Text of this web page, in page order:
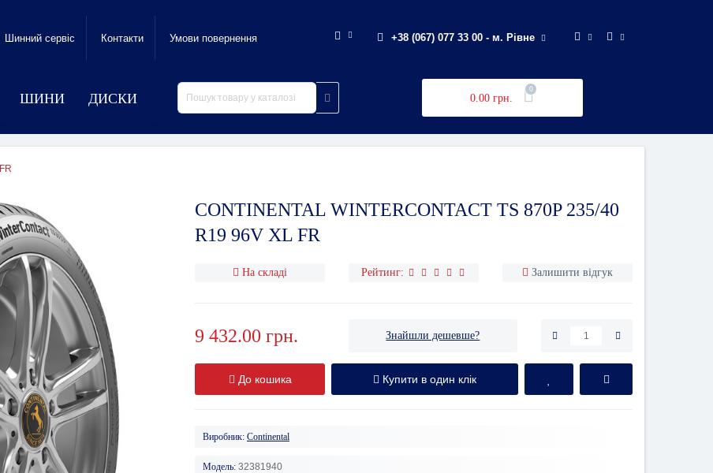
Шинний сервic Контакти Умови повернення +38 (067) 077 33 00 - м. Рівне
ШИНИ ДИСКИ 0.00 грн.
0
CONTINENTAL WINTERCONTACT TS 870P 235/40
R19 96V XL FR
На складі Рейтинг: Залишити відгук
9 432.00 грн. Знайшли дешевше?
До кошика Купити в один клік
Виробник: Continental
Модель: 32381940